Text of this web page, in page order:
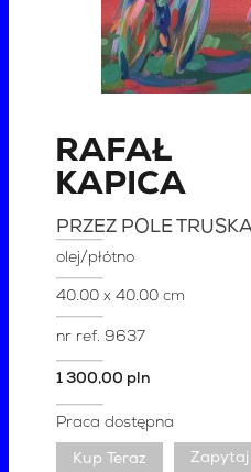
RAFAŁ
KAPICA
PRZEZ POLE
olej/płótno
40.00 x 40.00 cm
nr ref.9637
1 300,00 pln
Praca dostępna